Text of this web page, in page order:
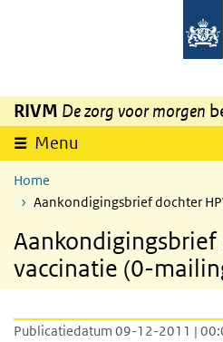
Overslaan en naar de inhoud gaan
RIVM De zorg voor morgen
Menu
Home
Aankondigingsbrief dochter
Aankondigingsbrief
vaccinatie (0-
Publicatiedatum 09-12-2011 |